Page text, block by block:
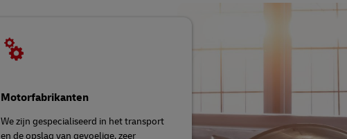
Motorfabrikanten
We zijn gespecialiseerd in het transport
en de opslag van gevoelige, zeer